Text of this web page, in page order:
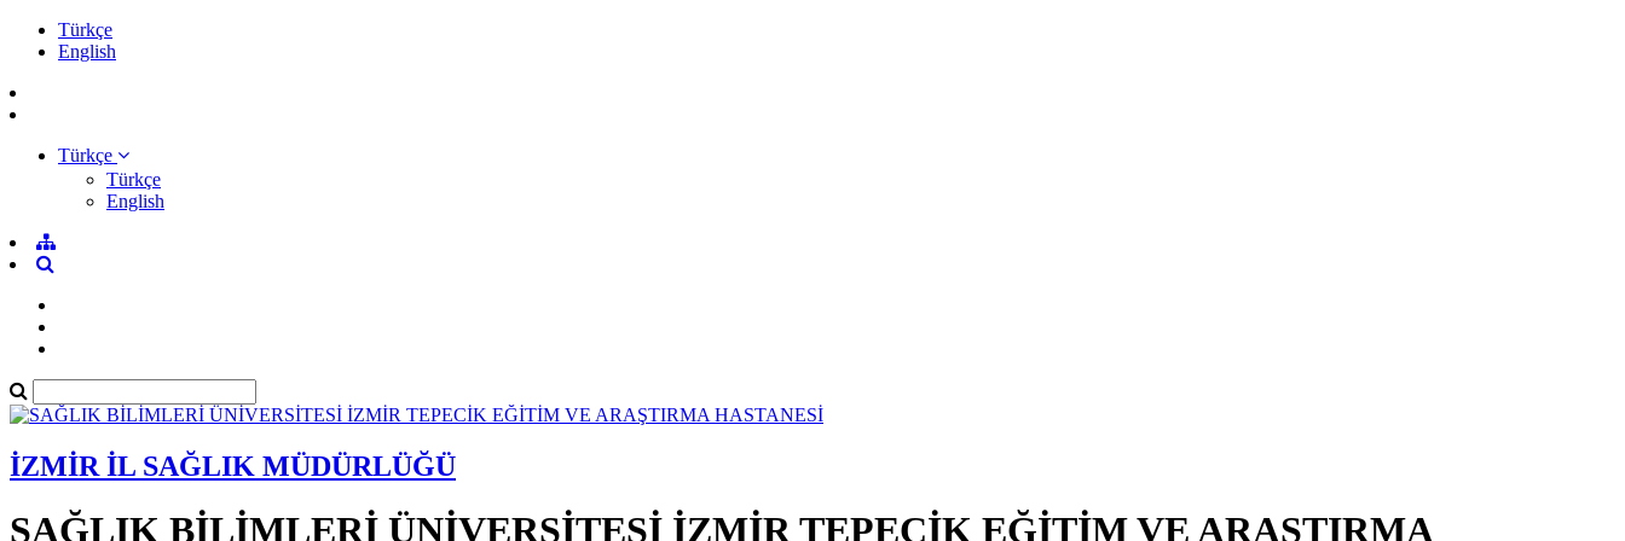
Türkçe
English
Türkçe
Türkçe
English
İZMİR İL SAĞLIK MÜDÜRLÜĞÜ
SAĞLIK BİLİMLERİ ÜNİVERSİTESİ İZMİR TEPECİK EĞİTİM VE ARAŞTIRMA